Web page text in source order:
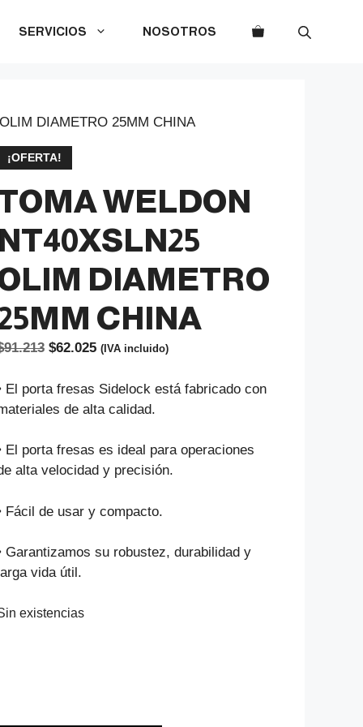
SERVICIOS NOSOTROS
DIAMETRO 25MM CHINA
¡OFERTA!
WELDON
NT40XSLN25
DIAMETRO
CHINA
91.213 El
original
era:
$62.025El
actual
es:
(IVA incluido)
El porta fresas Sidelock está fabricado con
de alta calidad.
El porta fresas es ideal para operaciones
alta velocidad y precisión.
Fácil de usar y compacto.
Garantizamos su robustez, durabilidad y
vida útil.
existencias